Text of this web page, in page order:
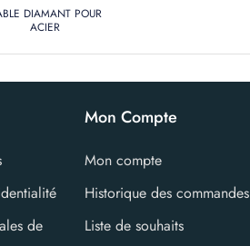
DIAMANT POUR
ACIER
de
Mon Compte
Mon compte
Historique des commandes
Liste de souhaits